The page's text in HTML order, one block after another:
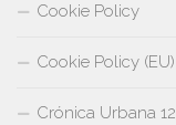
Cookie Policy
Cookie Policy (EU)
Crónica Urbana